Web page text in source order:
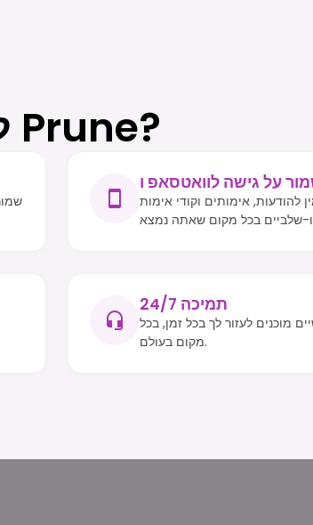
למה לקוחות אוהבים את Prune?
להודעות, אימותים וקודי אימות
תמיכה 24/7
מוכנים לעזור לך בכל זמן, בכל
מקום בעולם.